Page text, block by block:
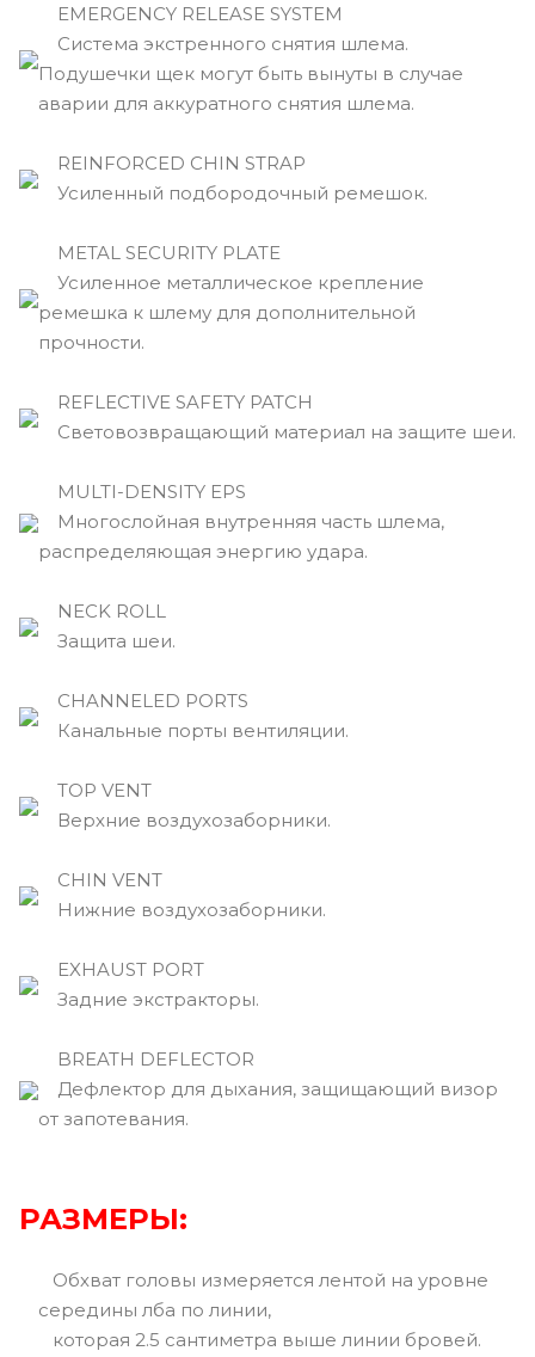
EMERGENCY RELEASE SYSTEM
Cистема экстренного снятия шлема.
Подушечки щек могут быть вынуты в случае
аварии для аккуратного снятия шлема.
REINFORCED CHIN STRAP
Усиленный подбородочный ремешок.
METAL SECURITY PLATE
Усиленное металлическое крепление
ремешка к шлему для дополнительной
прочности.
REFLECTIVE SAFETY PATCH
Световозвращающий материал на защите шеи.
MULTI-DENSITY EPS
Многослойная внутренняя часть шлема,
распределяющая энергию удара.
NECK ROLL
Защита шеи.
CHANNELED PORTS
Канальные порты вентиляции.
TOP VENT
Верхние воздухозаборники.
CHIN VENT
Нижние воздухозаборники.
EXHAUST PORT
Задние экстракторы.
BREATH DEFLECTOR
Дефлектор для дыхания, защищающий визор
от запотевания.
РАЗМЕРЫ:
Обхват головы измеряется лентой на уровне
середины лба по линии,
которая 2.5 сантиметра выше линии бровей.